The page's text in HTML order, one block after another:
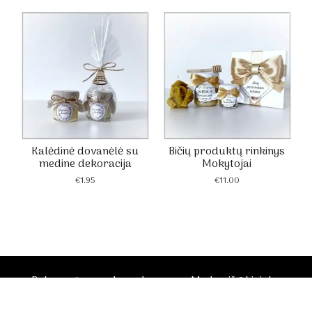
through
Kalėdinė dovanėlė su
medine dekoracija
€1.95
Bičių produktų rinkinys
Mokytojai
€11.00
Dekoruotos medaus dovanos - Medus iš ūkininko